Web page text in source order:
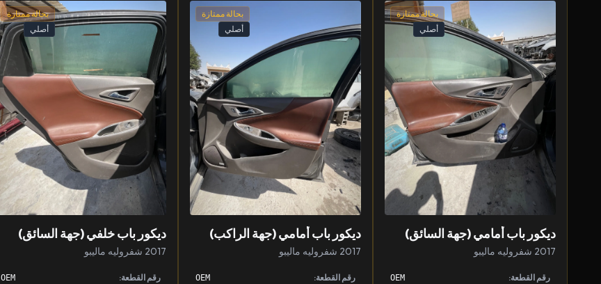
بحالة ممتازة
أصلي
ديكور باب أمامي (جهة السائق)
2017 شفروليه ماليبو
رقم القطعة: OEM
بحالة ممتازة
أصلي
ديكور باب أمامي (جهة الراكب)
2017 شفروليه ماليبو
رقم القطعة: OEM
بحالة ممتازة
أصلي
ديكور باب خلفي (جهة السائق)
2017 شفروليه ماليبو
رقم القطعة: OEM